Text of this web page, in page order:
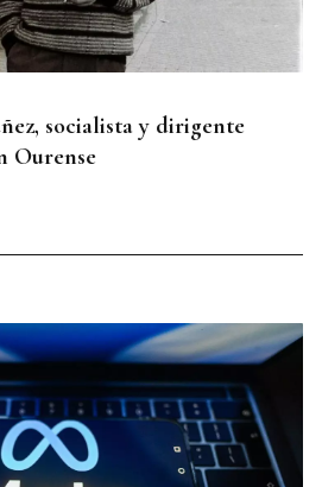
socialista y dirigente
Ourense